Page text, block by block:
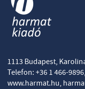
1113 Budapest,
Telefon: +36 1 466-
www.harmat.hu,